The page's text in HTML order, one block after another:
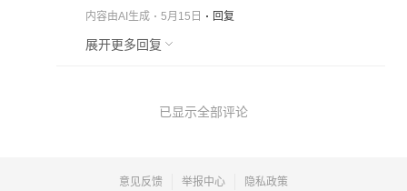
内容由AI生成 5月15日 回复
展开更多回复
已显示全部评论
意见反馈 举报中心 隐私政策